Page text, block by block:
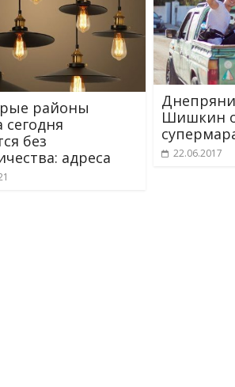
районы
без
адреса
Шишкин
22.06.2017